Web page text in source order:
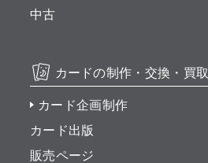
中古
カードの制作・交換・買取
カード企画制作
カード出版
販売ページ